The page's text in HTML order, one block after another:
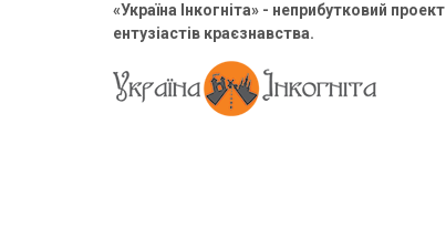
«Україна Інкогніта» - неприбутковий проект
ентузіастів краєзнавства.